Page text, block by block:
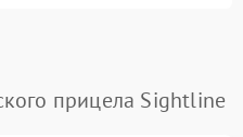
прицела Sightline